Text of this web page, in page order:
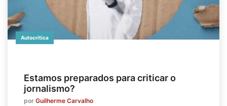
Autocrítica
Estamos preparados para criticar o
jornalismo?
por Guilherme Carvalho